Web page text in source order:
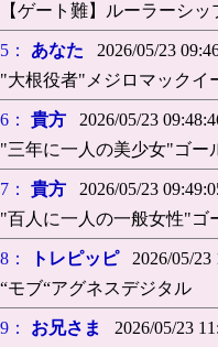
【ゲート難】ルーラーシッ
5： あなた 2026/05/23
"大根役者"メジロマックイ
6： 貴方 2026/05/23
"三年に一人の美少女"ゴー
7： 貴方 2026/05/23
"百人に一人の一般女性"ゴ
8： トレピッピ2026/05/23
“モブ“アグネスデジタル
9： お兄さま 2026/05/23